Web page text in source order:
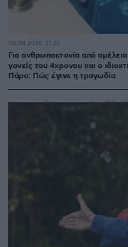
Για ανθρωποκτονία από
γονείς του 4χρονου και ο
Πάρο: Πώς έγινε η τραγωδία
08.08.2026, 21:22